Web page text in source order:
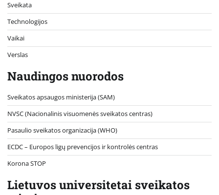
Sveikata
Technologijos
Vaikai
Verslas
Naudingos nuorodos
Sveikatos apsaugos ministerija (SAM)
NVSC (Nacionalinis visuomenės sveikatos centras)
Pasaulio sveikatos organizacija (WHO)
ECDC – Europos ligų prevencijos ir kontrolės centras
Korona STOP
Lietuvos universitetai sveikatos